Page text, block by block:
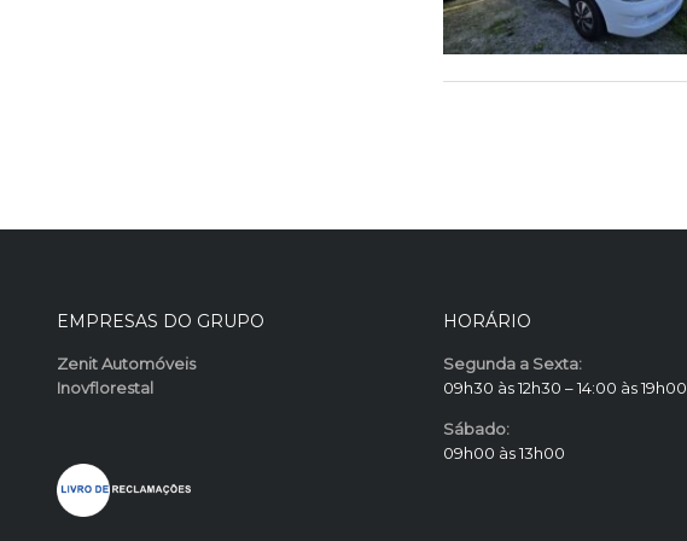
EMPRESAS DO GRUPO
Zenit Automóveis
Inovflorestal
HORÁRIO
Segunda a Sexta:
09h30 às 12h30 – 14:00 às 19h00
Sábado:
09h00 às 13h00